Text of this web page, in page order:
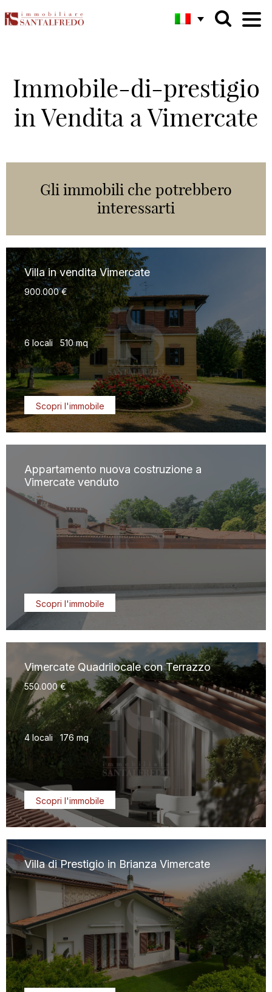
Immobile-di-prestigio
in Vendita a Vimercate
Gli immobili che potrebbero
interessarti
Villa in vendita Vimercate
900.000 €
6 locali 510 mq
Scopri l'immobile
Appartamento nuova costruzione a
Vimercate venduto
Scopri l'immobile
Vimercate Quadrilocale con Terrazzo
550.000 €
4 locali 176 mq
Scopri l'immobile
Villa di Prestigio in Brianza Vimercate